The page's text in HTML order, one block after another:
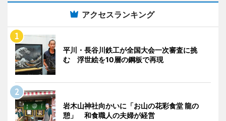
アクセスランキング
平川・長谷川鉄工が全国大会一次審査に挑
む 浮世絵を10層の鋼板で再現
岩木山神社向かいに「お山の花彩食堂 龍の
憩」 和食職人の夫婦が経営